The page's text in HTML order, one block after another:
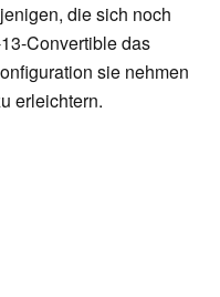
die sich noch
Convertible das
sie nehmen
erleichtern.